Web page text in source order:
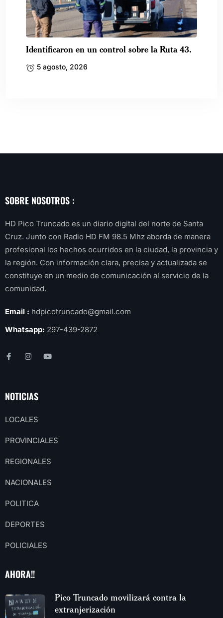
Identificaron en un control sobre la Ruta 43.
5 agosto, 2026
SOBRE NOSOTROS :
HD Pico Truncado es un diario digital del norte de Santa
Cruz. Junto con Radio HD FM 98.5 Mhz aborda de manera
profesional los hechos ocurridos en la ciudad, la provincia y
la región. Con información clara, precisa y actualizada se
constituye en un medio de comunicación al servicio de la
comunidad.
Email : hdpicotruncado@gmail.com
Whatsapp: 297-439-2872
NOTICIAS
LOCALES
PROVINCIALES
REGIONALES
NACIONALES
POLITICA
DEPORTES
POLICIALES
AHORA!!
Pico Truncado movilizará contra la
extranjerización